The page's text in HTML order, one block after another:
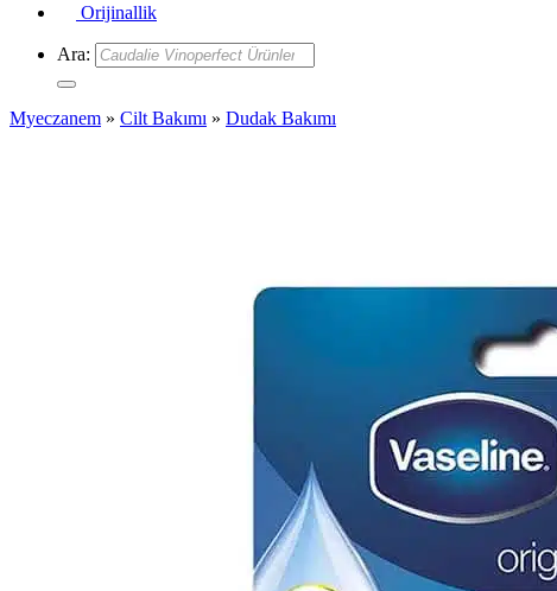
Orijinallik
Ara:
Myeczanem » Cilt Bakımı » Dudak Bakımı